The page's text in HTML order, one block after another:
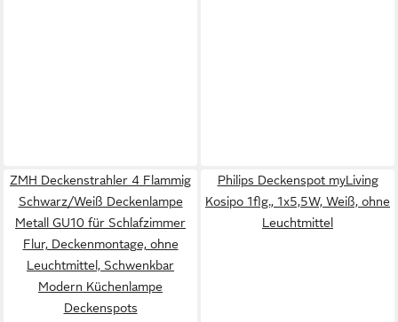
ZMH Deckenstrahler 4 Flammig
Schwarz/Weiß Deckenlampe
Metall GU10 für Schlafzimmer
Flur, ‎Deckenmontage, ohne
Leuchtmittel, Schwenkbar
Modern Küchenlampe
Deckenspots
Philips Deckenspot myLiving
Kosipo 1flg., 1x5,5W, Weiß, ohne
Leuchtmittel